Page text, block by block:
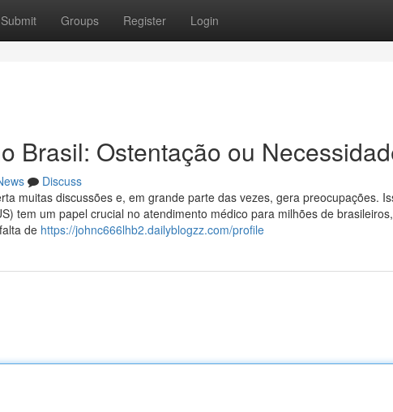
Submit Groups Register Login
Brasil: Ostentação ou
Discuss
muitas discussões e, em grande parte das vezes, gera preocupações.
tem um papel crucial no atendimento médico para milhões de
de https://johnc666lhb2.dailyblogzz.com/profile